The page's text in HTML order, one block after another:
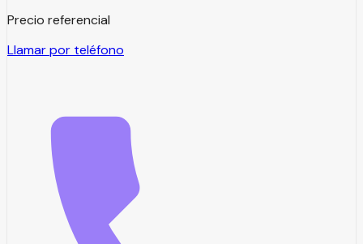
Precio referencial
Llamar por teléfono